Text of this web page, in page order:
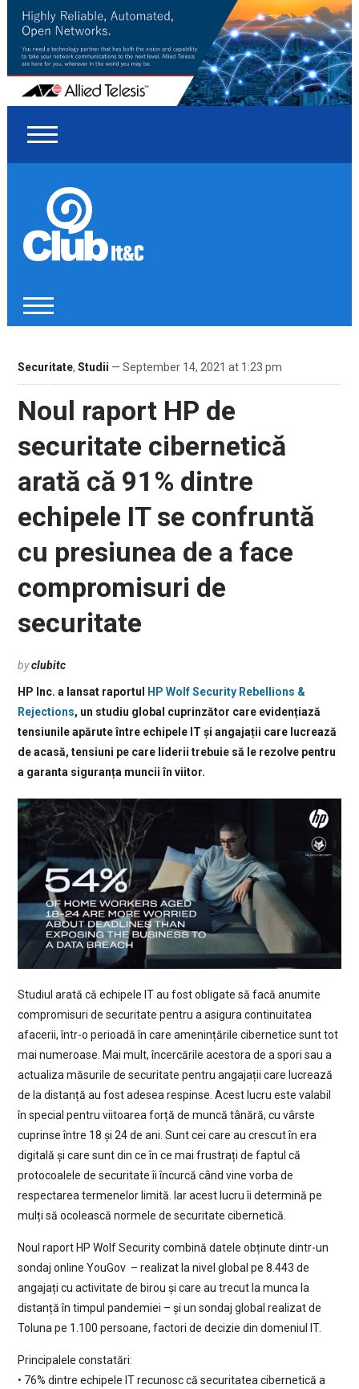
Securitate, Studii — September 14, 2021 at 1:23 pm
Noul raport HP de
securitate cibernetică
arată că 91% dintre
echipele IT se confruntă
cu presiunea de a face
compromisuri de
securitate
byclubitc
HP Inc. a lansat raportul
HP Wolf Security Rebellions &
Rejections, un studiu global cuprinzător care evidențiază
tensiunile apărute între echipele IT și angajații care lucrează
de acasă, tensiuni pe care liderii trebuie să le rezolve pentru
a garanta siguranța muncii în viitor.
Studiul arată că echipele IT au fost obligate să facă anumite
compromisuri de securitate pentru a asigura continuitatea
afacerii, într-o perioadă în care amenințările cibernetice sunt tot
mai numeroase. Mai mult, încercările acestora de a spori sau a
actualiza măsurile de securitate pentru angajații care lucrează
de la distanță au fost adesea respinse. Acest lucru este valabil
în special pentru viitoarea forță de muncă tânără, cu vârste
cuprinse între 18 și 24 de ani. Sunt cei care au crescut în era
digitală și care sunt din ce în ce mai frustrați de faptul că
protocoalele de securitate îi încurcă când vine vorba de
respectarea termenelor limită. Iar acest lucru îi determină pe
mulți să ocolească normele de securitate cibernetică.
Noul raport HP Wolf Security combină datele obținute dintr-un
sondaj online YouGov – realizat la nivel global pe 8.443 de
angajați cu activitate de birou și care au trecut la munca la
distanță în timpul pandemiei – și un sondaj global realizat de
Toluna pe 1.100 persoane, factori de decizie din domeniul IT.
Principalele constatări:
• 76% dintre echipele IT recunosc că securitatea cibernetică a